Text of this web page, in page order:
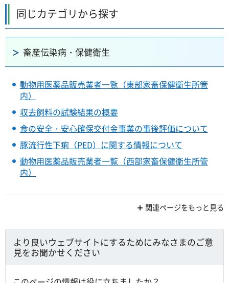
同じカテゴリから探す
畜産伝染病・保健衛生
動物用医薬品販売業者一覧（東部家畜保健衛生所管
内）
収去飼料の試験結果の概要
食の安全・安心確保交付金事業の事後評価について
豚流行性下痢（PED）に関する情報について
動物用医薬品販売業者一覧（西部家畜保健衛生所管
内）
関連ページをもっと見る
より良いウェブサイトにするためにみなさまのご意
見をお聞かせください